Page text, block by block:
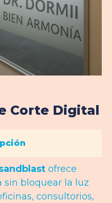
Corte Digital
ofrece
sin bloquear la luz
consultorios,